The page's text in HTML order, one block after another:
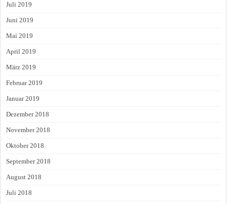
Juli 2019
Juni 2019
Mai 2019
April 2019
März 2019
Februar 2019
Januar 2019
Dezember 2018
November 2018
Oktober 2018
September 2018
August 2018
Juli 2018